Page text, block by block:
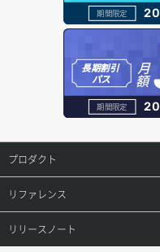
サーバー一覧取得
サーバー作成
サーバー再構築（OS再イン
サーバー利用状況グラフ（デ
サーバー利用状況グラフ（ト
サーバー削除
ネットワーク詳細取得
ポート一覧取得
ポート作成（ローカルネット
リスナー削除
リスナー更新
リスナー詳細取得
ロードバランサー更新
ロードバランサー詳細取得
ラージオブジェクトアップロ
一時的Web公開
期間限定
長期割引
パス
月
額
期間限定
プロダクト
プロダクトトップ
ConoHa VPS(Ver.3.0)
リファレンス
リファレンストップ
リリースノート